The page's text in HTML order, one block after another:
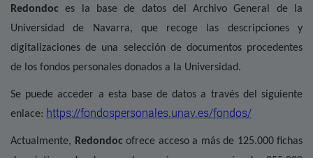
Redondoc es la base de datos del Archivo General de la
Universidad de Navarra, que recoge las descripciones y
digitalizaciones de una selección de documentos procedentes
de los fondos personales donados a la Universidad.
Se puede acceder a esta base de datos a través del siguiente
enlace: https://fondospersonales.unav.es/fondos/
Actualmente, Redondocofrece acceso a más de 125.000 fichas